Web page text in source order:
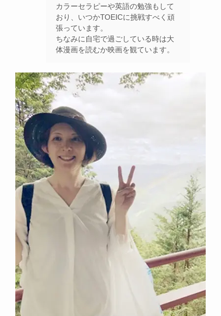
カラーセラピーや英語の勉強もして
おり、いつかTOEICに挑戦すべく頑
張っています。
ちなみに自宅で過ごしている時は大
体漫画を読むか映画を観ています。